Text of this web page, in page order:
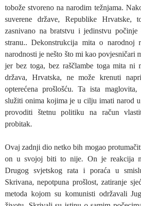
tobože stvoreno na narodim težnjama.
suverene države, Republike Hrvatske,
zasnivano na bratstvu i jedinstvu
stranu.. Dekonstrukcija mita o narodnoj
narodnosti je nešto što mi kao povjesničari
jer bez toga, bez raščlambe toga mita ni
država, Hrvatska, ne može krenuti
opterećena prošlošću. Ta ista maglovita,
služiti onima kojima je u cilju imati narod
provoditi štetnu politiku na račun
probitak.
Ovaj zadnji dio netko bih mogao
on u svojoj biti to nije. On je reakcija
Drugog svjetskog rata i poraća u
Skrivana, nepotpuna prošlost, zatiranje
metoda kojom su komunisti održavali